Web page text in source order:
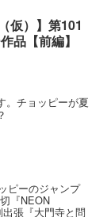
仮）】第101
品【前編】
。チョッピーが夏
ピーのジャンプ
『NEON
張『大門寺と問